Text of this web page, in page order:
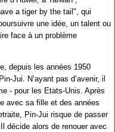
a tiger by the tail", qui
une idée, un talent ou
face à un problème
depuis les années 1950
Jui. N’ayant pas d’avenir, il
- pour les Etats-Unis. Après
avec sa fille et des années
Pin-Jui risque de passer
décide alors de renouer avec